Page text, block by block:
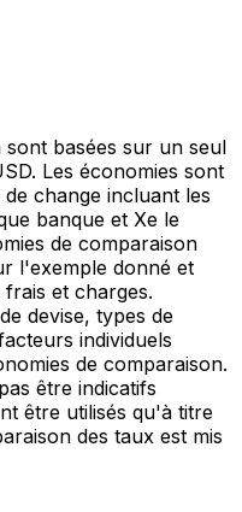
sont basées sur un seul
Les économies sont
change incluant les
banque et Xe le
de comparaison
l'exemple donné et
et charges.
devise, types de
individuels
de comparaison.
être indicatifs
être utilisés qu'à titre
des taux est mis